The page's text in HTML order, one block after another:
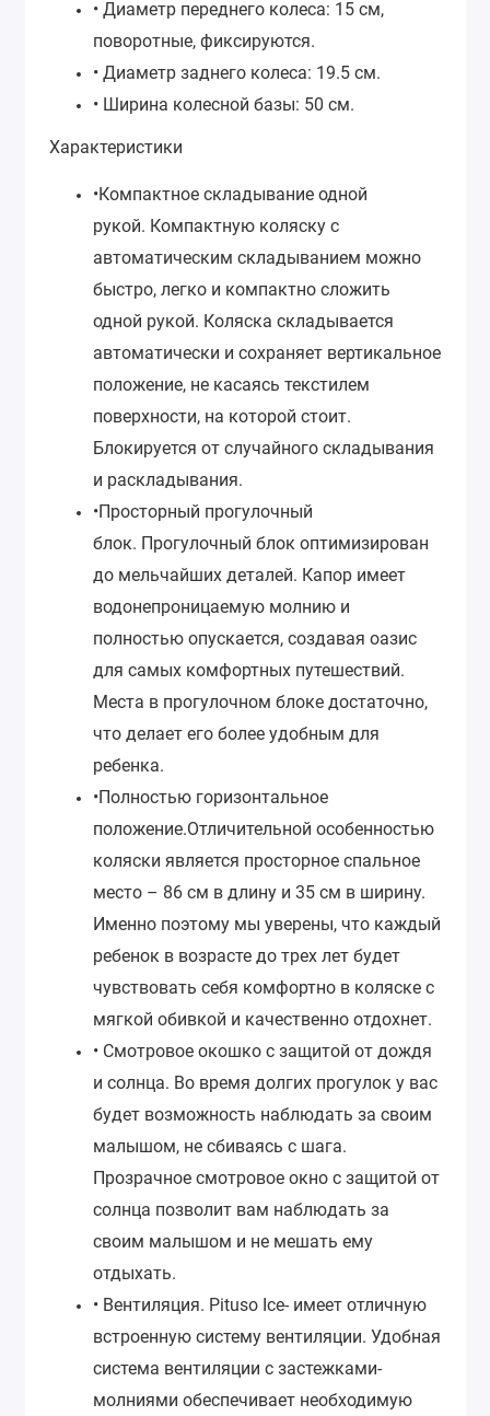
• Диаметр переднего колеса: 15 см,
поворотные, фиксируются.
• Диаметр заднего колеса: 19.5 см.
• Ширина колесной базы: 50 см.
Характеристики
•Компактное складывание одной
рукой. Компактную коляску с
автоматическим складыванием можно
быстро, легко и компактно сложить
одной рукой. Коляска складывается
автоматически и сохраняет вертикальное
положение, не касаясь текстилем
поверхности, на которой стоит.
Блокируется от случайного складывания
и раскладывания.
•Просторный прогулочный
блок. Прогулочный блок оптимизирован
до мельчайших деталей. Капор имеет
водонепроницаемую молнию и
полностью опускается, создавая оазис
для самых комфортных путешествий.
Места в прогулочном блоке достаточно,
что делает его более удобным для
ребенка.
•Полностью горизонтальное
положение.Отличительной особенностью
коляски является просторное спальное
место – 86 см в длину и 35 см в ширину.
Именно поэтому мы уверены, что каждый
ребенок в возрасте до трех лет будет
чувствовать себя комфортно в коляске с
мягкой обивкой и качественно отдохнет.
• Смотровое окошко с защитой от дождя
и солнца. Во время долгих прогулок у вас
будет возможность наблюдать за своим
малышом, не сбиваясь с шага.
Прозрачное смотровое окно с защитой от
солнца позволит вам наблюдать за
своим малышом и не мешать ему
отдыхать.
• Вентиляция. Pituso Ice- имеет отличную
встроенную систему вентиляции. Удобная
система вентиляции с застежками-
молниями обеспечивает необходимую